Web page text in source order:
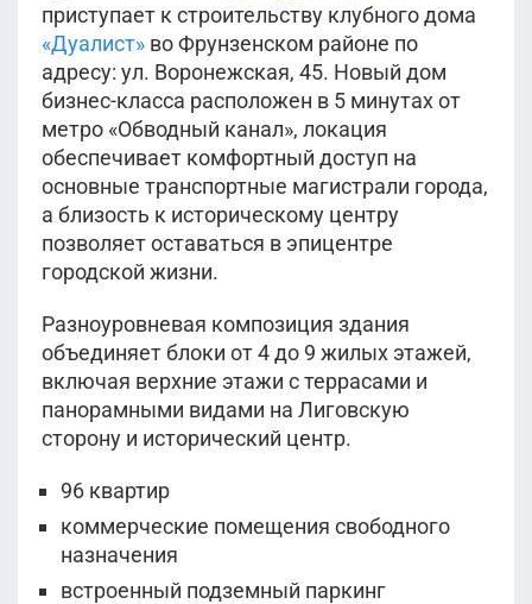
приступает к строительству клубного дома
«Дуалист» во Фрунзенском районе по
адресу: ул. Воронежская, 45. Новый дом
бизнес-класса расположен в 5 минутах от
метро «Обводный канал», локация
обеспечивает комфортный доступ на
основные транспортные магистрали города,
а близость к историческому центру
позволяет оставаться в эпицентре
городской жизни.
Разноуровневая композиция здания
объединяет блоки от 4 до 9 жилых этажей,
включая верхние этажи с террасами и
панорамными видами на Лиговскую
сторону и исторический центр.
96 квартир
коммерческие помещения свободного
назначения
встроенный подземный паркинг